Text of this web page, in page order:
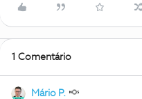
1 Comentário
Mário P.